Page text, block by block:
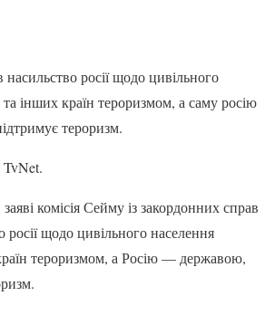
росії щодо цивільного
інших країн тероризмом, а саму росію
тероризм.
комісія Сейму із закордонних справ
росії щодо цивільного населення
тероризмом, а Росію — державою,